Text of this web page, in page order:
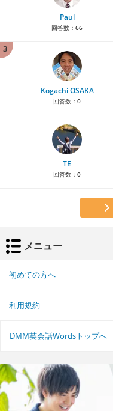
Paul
回答数： 66
3
Kogachi OSAKA
回答数： 0
TE
回答数： 0
メニュー
初めての方へ
利用規約
DMM英会話Wordsトップへ